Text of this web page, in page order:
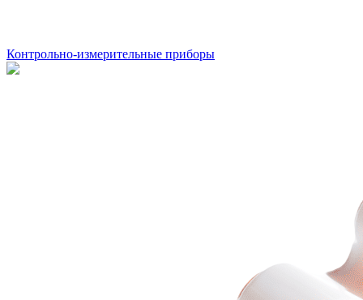
Контрольно-измерительные приборы